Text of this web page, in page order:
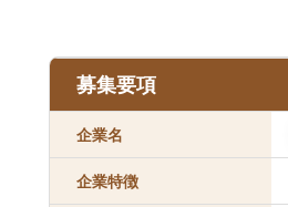
募集要項
企業名
企業特徴